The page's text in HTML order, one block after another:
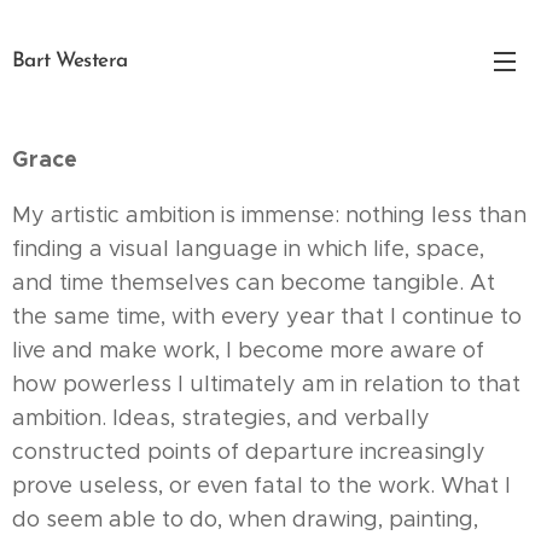
Bart Westera
Grace
My artistic ambition is immense: nothing less than
finding a visual language in which life, space,
and time themselves can become tangible. At
the same time, with every year that I continue to
live and make work, I become more aware of
how powerless I ultimately am in relation to that
ambition. Ideas, strategies, and verbally
constructed points of departure increasingly
prove useless, or even fatal to the work. What I
do seem able to do, when drawing, painting,